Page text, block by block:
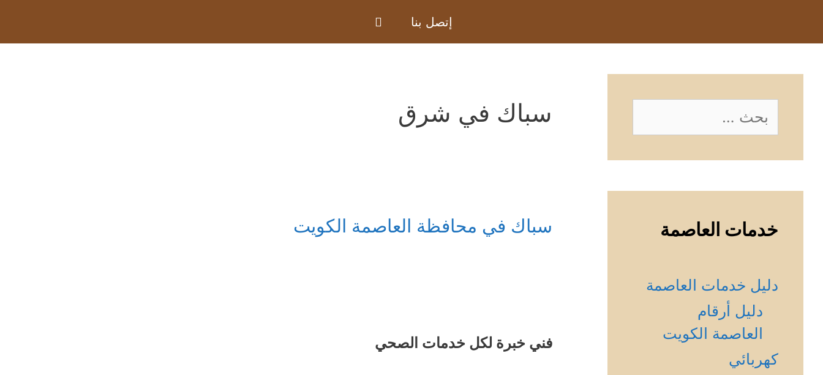
إتصل بنا
سباك في شرق
سباك في محافظة العاصمة الكويت
فني خبرة لكل خدمات الصحي
البحث
عن:
خدمات العاصمة
دليل خدمات العاصمة
دليل أرقام
العاصمة الكويت
كهربائي